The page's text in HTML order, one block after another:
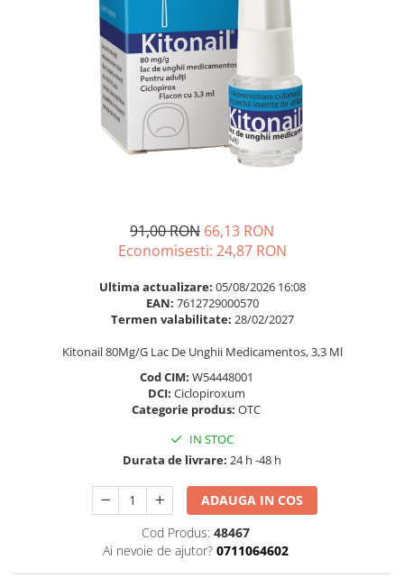
Probiotice si prebiotice
Sanatate urinara
Somn stres si anxietate
Supliment Complexe
Supliment Vitamina B
Supliment Vitamina D3
Tincturi si Gemoderivate
Vitamine si minerale
Balsam masca si tratament
Produse cu SPF Pentru Fata
Repelenti insecte
91,00 RON 66,13 RON
Economisesti: 24,87 RON
Ultima actualizare: 05/08/2026 16:08
EAN: 7612729000570
Termen valabilitate: 28/02/2027
Kitonail 80Mg/G Lac De Unghii Medicamentos, 3,3 Ml
Cod CIM: W54448001
DCI: Ciclopiroxum
Categorie produs: OTC
IN STOC
Durata de livrare: 24 h -48 h
ADAUGA IN COS
Cod Produs: 48467
Ai nevoie de ajutor? 0711064602